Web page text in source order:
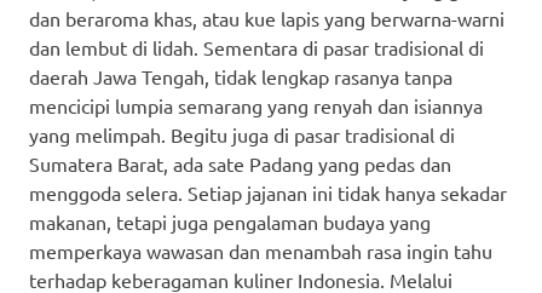
dan beraroma khas, atau kue lapis yang berwarna-warni
dan lembut di lidah. Sementara di pasar tradisional di
daerah Jawa Tengah, tidak lengkap rasanya tanpa
mencicipi lumpia semarang yang renyah dan isiannya
yang melimpah. Begitu juga di pasar tradisional di
Sumatera Barat, ada sate Padang yang pedas dan
menggoda selera. Setiap jajanan ini tidak hanya sekadar
makanan, tetapi juga pengalaman budaya yang
memperkaya wawasan dan menambah rasa ingin tahu
terhadap keberagaman kuliner Indonesia. Melalui